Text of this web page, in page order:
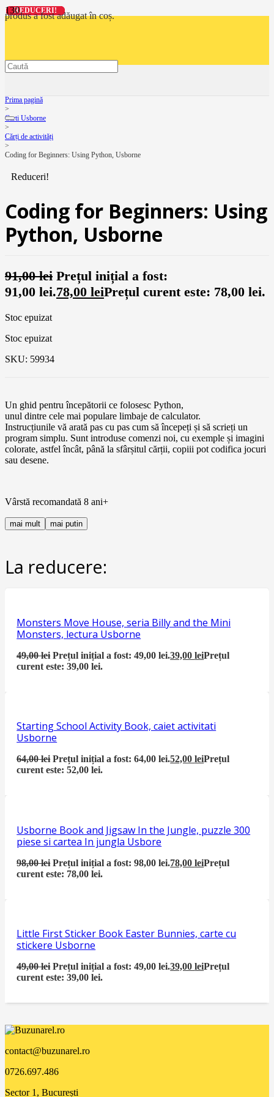
produsa fost adăugat în coș.
Prima pagină
>
Carti Usborne
>
Cărți de activități
>
Coding for Beginners: Using Python, Usborne
Reduceri!
Coding for Beginners: Using
Python, Usborne
91,00lei Prețul inițial a fost:
91,00 lei.78,00 leiPrețul curent este: 78,00 lei.
Stoc epuizat
Stoc epuizat
SKU: 59934
Un ghid pentru începătorii ce folosesc Python,
unul dintre cele mai populare limbaje de calculator.
Instrucțiunile vă arată pas cu pas cum să începeți și să scrieți un
program simplu. Sunt introduse comenzi noi, cu exemple și imagini
colorate, astfel încât, până la sfârșitul cărții, copiii pot codifica jocuri
sau desene.
Vârstă recomandată 8 ani+
mai mult mai putin
La reducere:
REDUCERI!
Monsters Move House, seria Billy and the Mini
Monsters, lectura Usborne
49,00lei Prețul inițial a fost: 49,00 lei.39,00leiPrețul
curent este: 39,00 lei.
REDUCERI!
Starting School Activity Book, caiet activitati
Usborne
64,00lei Prețul inițial a fost: 64,00 lei.52,00leiPrețul
curent este: 52,00 lei.
REDUCERI!
Usborne Book and Jigsaw In the Jungle, puzzle 300
piese si cartea In jungla Usbore
98,00lei Prețul inițial a fost: 98,00 lei.78,00leiPrețul
curent este: 78,00 lei.
REDUCERI!
Little First Sticker Book Easter Bunnies, carte cu
stickere Usborne
49,00lei Prețul inițial a fost: 49,00 lei.39,00leiPrețul
curent este: 39,00 lei.
contact@buzunarel.ro
0726.697.486
Sector 1, București